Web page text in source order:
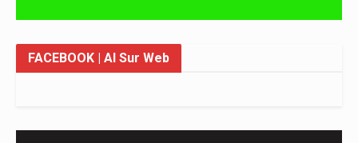
FACEBOOK | Al Sur Web